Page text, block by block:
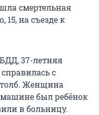
смертельная
15, на съезде к
37-летняя
с
Женщина
машине был ребёнок
в больницу.